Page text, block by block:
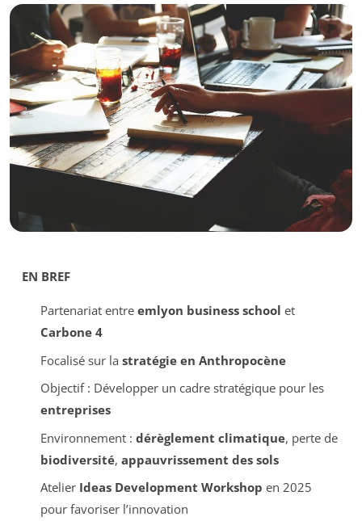
EN BREF
Partenariat entre emlyon business school et
Carbone 4
Focalisé sur la stratégie en Anthropocène
Objectif : Développer un cadre stratégique pour les
entreprises
Environnement : dérèglement climatique, perte de
biodiversité, appauvrissement des sols
Atelier Ideas Development Workshop en 2025
pour favoriser l’innovation